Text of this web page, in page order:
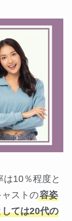
10％程度と
ストの容姿
ては20代の